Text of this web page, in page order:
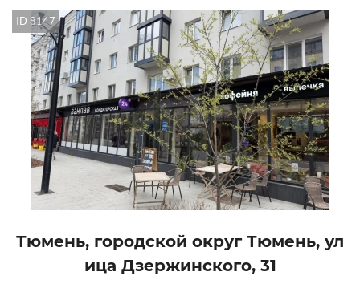
ID 8147
Тюмень, городской округ Тюмень, ул
ица Дзержинского, 31